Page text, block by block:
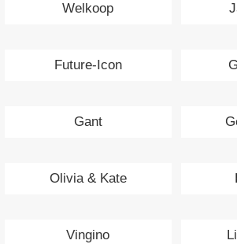
Welkoop
Future-Icon
Gant
Olivia & Kate
Vingino